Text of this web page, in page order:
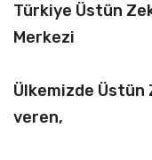
Türkiye Üstün
Merkezi
Ülkemizde Üstün
veren,